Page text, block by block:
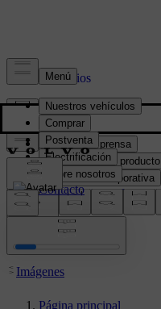
Prensa y Medios
Material de prensa
Información del producto
Información corporativa
Contacto de medios
location:
Imágenes
Página principal